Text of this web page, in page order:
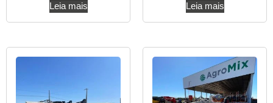
Leia mais Leia mais